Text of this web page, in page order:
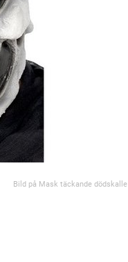
Bild på Mask täckande dödskalle